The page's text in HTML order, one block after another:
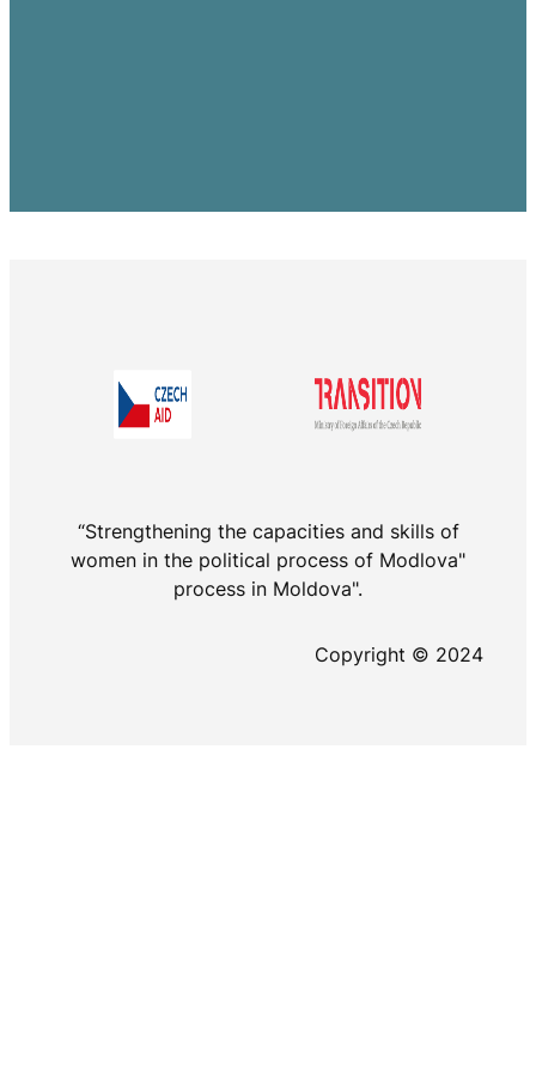
“Strengthening the capacities and skills of
women in the political process of Modlova"
process in Moldova".
Copyright © 2024